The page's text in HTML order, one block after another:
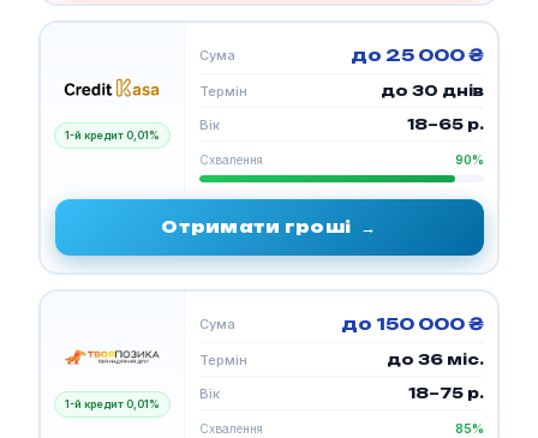
1-й кредит 0,01%
Сума до 25 000 ₴
Термін до 30 днів
Вік 18–65 р.
Схвалення 90%
Отримати гроші →
1-й кредит 0,01%
Сума до 150 000 ₴
Термін до 36 міс.
Вік 18–75 р.
Схвалення 85%